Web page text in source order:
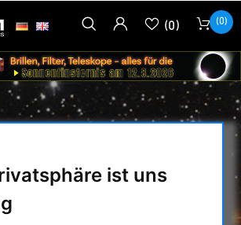
ist uns
(0) (0)
UNIQ/C-KOMPATIBEL
/
WECHSELPLATTE 050/40 MM